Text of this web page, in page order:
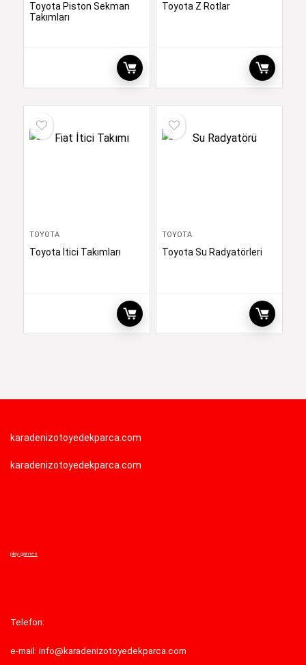
Toyota Piston Sekman
Takımları
Toyota Z Rotlar
TOYOTA
Toyota İtici Takımları
TOYOTA
Toyota Su Radyatörleri
karadenizotoyedekparca.com
karadenizotoyedekparca.com
play games
Telefon:
e-mail: info@karadenizotoyedekparca.com